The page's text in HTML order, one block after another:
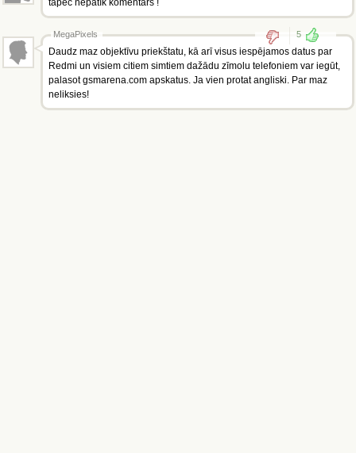
tāpēc nepatīk komentārs !
MegaPixels 5
Daudz maz objektīvu priekštatu, kā arī visus iespējamos datus par
Redmi un visiem citiem simtiem dažādu zīmolu telefoniem var iegūt,
palasot gsmarena.com apskatus. Ja vien protat angliski. Par maz
neliksies!